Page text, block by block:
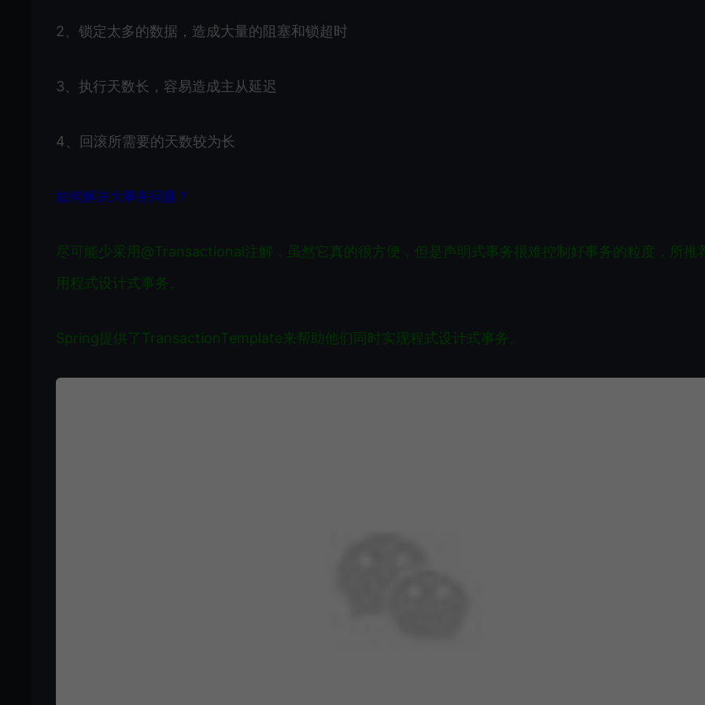
2、锁定太多的数据，造成大量的阻塞和锁超时
3、执行天数长，容易造成主从延迟
4、回滚所需要的天数较为长
如何解决大事务问题？
尽可能少采用@Transactional注解，虽然它真的很方便，但是声明式事务很难控制好事务的粒度， 所推
用程式设计式事务。
Spring提供了TransactionTemplate来帮助他们同时实现程式设计式事务。